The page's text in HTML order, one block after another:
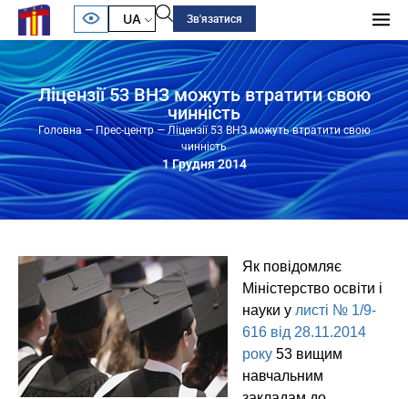
UA Зв'язатися
Ліцензії 53 ВНЗ можуть втратити свою
чинність
Головна—Прес-центр— Ліцензії 53 ВНЗ можуть втратити свою
чинність
1 Грудня 2014
Як повідомляє
Міністерство освіти і
науки у листі № 1/9-
616 від 28.11.2014
року 53 вищим
навчальним